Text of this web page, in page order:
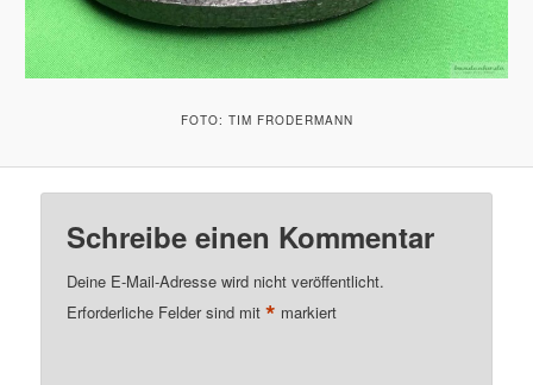
FOTO: TIM FRODERMANN
Schreibe einen Kommentar
Deine E-Mail-Adresse wird nicht veröffentlicht.
Erforderliche Felder sind mit* markiert